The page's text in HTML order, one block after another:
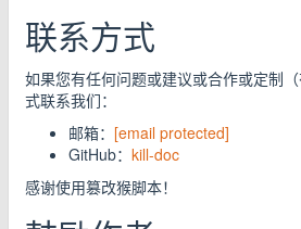
联系方式
如果您有任何问题或建议或合作或定制
式联系我们：
邮箱： [email protected]
GitHub： kill-doc
感谢使用篡改猴脚本！